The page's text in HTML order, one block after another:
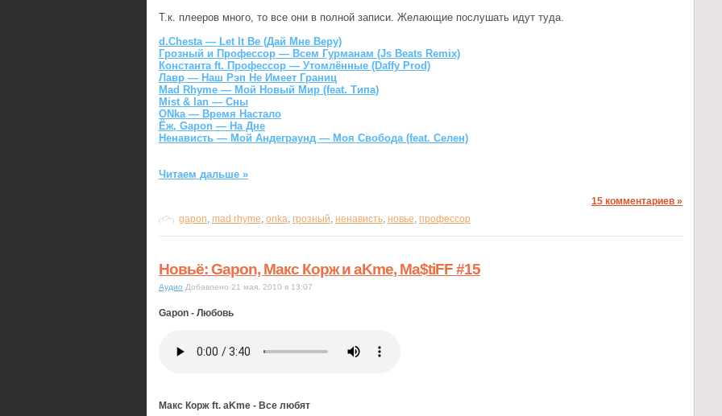
Т.к. плееров много, то все они в полной записи. Желающие послушать идут туда.
d.Chesta — Let It Be (Дай Мне Веру)
Грозный и Профессор — Всем Гурманам (Js Beats Remix)
Константа ft. Профессор — Утомлённые (Daffy Prod)
Лавр — Наш Рэп Не Имеет Границ
Mad Rhyme — Мой Новый Мир (feat. Типа)
Mist & Ian — Сны
ONka — Время Настало
Ёж, Gapon — На Дне
Ненависть — Мой Андеграунд — Моя Свобода (feat. Селен)
Читаем дальше »
15 комментариев »
gapon mad rhyme onka грозный ненависть новье профессор
Новьё: Gapon, Макс Корж и aKme, Ma$tiFF #15
Аудио Добавлено 21 мая, 2010 в 13:07
Gapon - Любовь
Макс Корж ft. aKme - Все любят